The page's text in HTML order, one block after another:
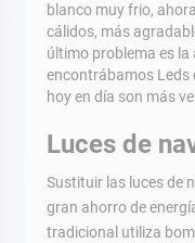
blanco muy frio,
cálidos, más
último problema es
encontrábamos Leds
hoy en día son más
Luces de
Sustituir las luces de
gran ahorro de
tradicional utiliza